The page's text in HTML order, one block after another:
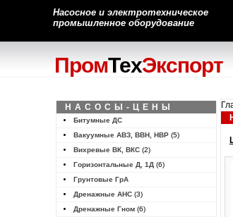
Насосное и электротехническое
промышленное оборудование
ПромТехЭкспорт
НАСОСЫ-ЦЕНЫ
Битумные ДС
Вакуумные АВЗ, ВВН, НВР (5)
Вихревые ВК, ВКС (2)
Горизонтальные Д, 1Д (6)
Грунтовые ГрА
Дренажные АНС (3)
Дренажные Гном (6)